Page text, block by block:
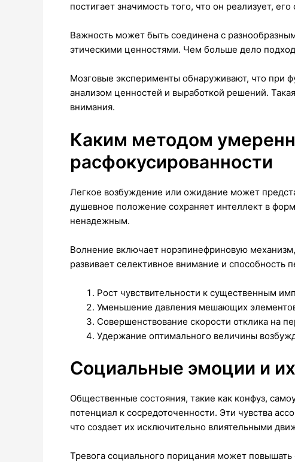
постигает значимость того, что он реализует,
Важность может быть соединена с
этическими ценностями. Чем больше дело
Мозговые эксперименты обнаруживают, что при
анализом ценностей и выработкой решений.
внимания.
Каким методом
расфокусированности
Легкое возбуждение или ожидание может
душевное положение сохраняет интеллект в
ненадежным.
Волнение включает норэпинефриновую
развивает селективное внимание и
Рост чувствительности к существенным
Уменьшение давления мешающих
Совершенствование скорости отклика на
Удержание оптимального величины
Социальные эмоции и
Общественные состояния, такие как конфуз,
потенциал к сосредоточенности. Эти чувства
что создает их исключительно влиятельными
Тревога социального порицания может